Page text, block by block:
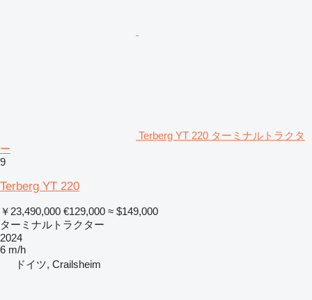
Terberg YT 220 ターミナルトラクタ
ー
9
Terberg YT 220
￥23,490,000 €129,000 ≈ $149,000
ターミナルトラクター
2024
6 m/h
ドイツ, Crailsheim